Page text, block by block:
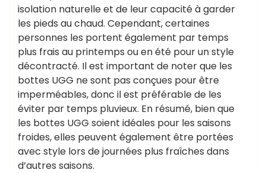
isolation naturelle et de leur capacité à garder
les pieds au chaud. Cependant, certaines
personnes les portent également par temps
plus frais au printemps ou en été pour un style
décontracté. Il est important de noter que les
bottes UGG ne sont pas conçues pour être
imperméables, donc il est préférable de les
éviter par temps pluvieux. En résumé, bien que
les bottes UGG soient idéales pour les saisons
froides, elles peuvent également être portées
avec style lors de journées plus fraîches dans
d’autres saisons.